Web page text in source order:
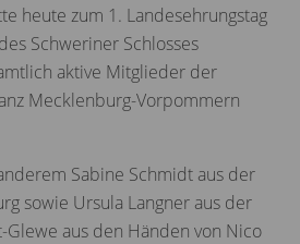
heute zum 1. Landesehrungstag
Schweriner Schlosses
aktive Mitglieder der
Mecklenburg-Vorpommern
Sabine Schmidt aus der
sowie Ursula Langner aus der
aus den Händen von Nico